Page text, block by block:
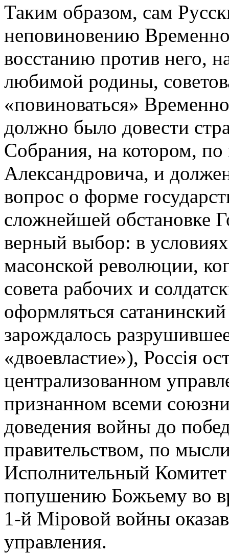
Таким образом, сам
неповиновению
восстанию против него,
любимой родины,
«повиноваться»
должно было довести
Собрания, на котором,
Александровича, и
вопрос о форме
сложнейшей обстановке
верный выбор: в
масонской революции,
совета рабочих и
оформляться
зарождалось
«двоевластие»), Россiя
централизованном
признанном всеми
доведения войны до
правительством, по
Исполнительный
попушению Божьему во
1-й Мiровой войны
управления.